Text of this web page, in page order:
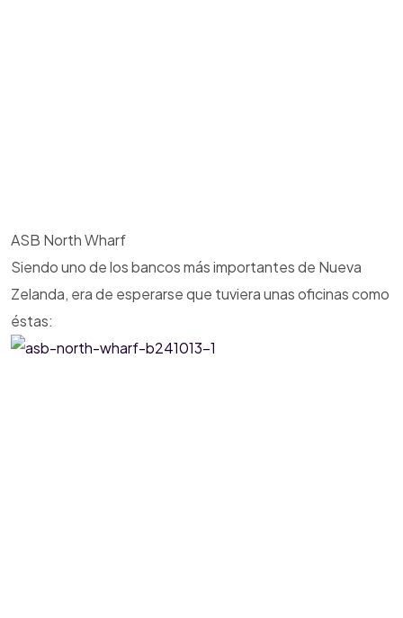
ASB North Wharf
Siendo uno de los bancos más importantes de Nueva
Zelanda, era de esperarse que tuviera unas oficinas como
éstas: